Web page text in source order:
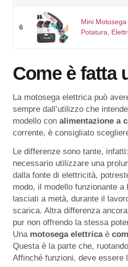
6
Mini
Potatura,
Come è fatta
La motosega elettrica può
sempre dall’utilizzo che
modello con alimentazione a
corrente, è consigliato
Le differenze sono tante,
necessario utilizzare una
dalla fonte di elettricità,
modo, il modello funzionante
lasciati a metà, durante il
scarica. Altra differenza
pur non offrendo la stessa
Una motosega elettricaè
Questa è la parte che,
Affinché funzioni, deve